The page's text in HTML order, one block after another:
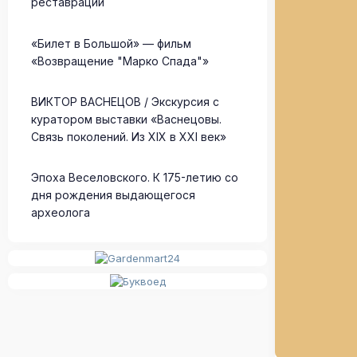
«Билет в Большой» — фильм
«Возвращение "Марко Спада"»
ВИКТОР ВАСНЕЦОВ / Экскурсия с
куратором выставки «Васнецовы.
Связь поколений. Из XIX в XXI век»
Эпоха Веселовского. К 175-летию со
дня рождения выдающегося
археолога